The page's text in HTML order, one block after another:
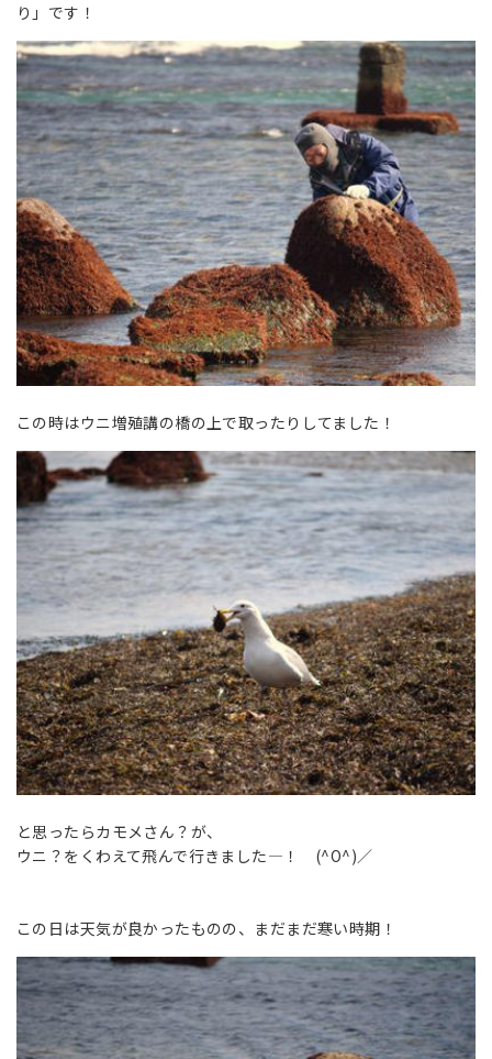
り」です！
この時はウニ増殖講の橋の上で取ったりしてました！
と思ったらカモメさん？が、
ウニ？をくわえて飛んで行きました―！ (^O^)／
この日は天気が良かったものの、まだまだ寒い時期！